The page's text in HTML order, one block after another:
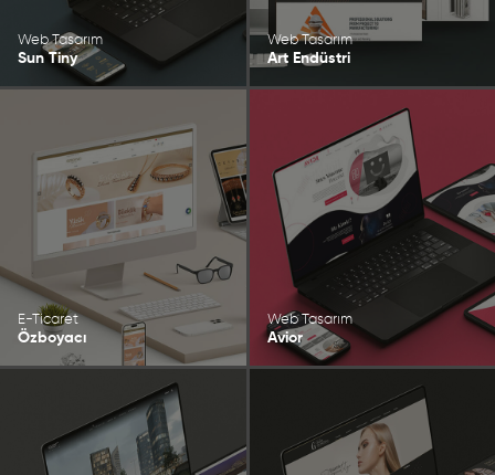
Web Tasarım
Sun Tiny
Web Tasarım
Art Endüstri
E-Ticaret
Özboyacı
Web Tasarım
Avior